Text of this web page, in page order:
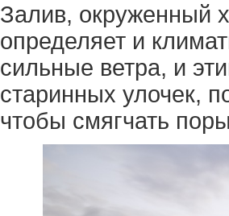
Залив, окруженный
определяет и
сильные ветра, и
старинных улочек,
чтобы смягчать